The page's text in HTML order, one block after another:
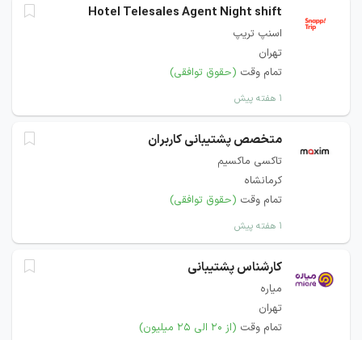
Hotel Telesales Agent Night shift
اسنپ تریپ
تهران
تمام وقت (حقوق توافقی)
۱ هفته پیش
متخصص پشتیبانی کاربران
تاکسی ماکسیم
کرمانشاه
تمام وقت (حقوق توافقی)
۱ هفته پیش
کارشناس پشتیبانی
میاره
تهران
تمام وقت (از ۲۰ الی ۲۵ میلیون)